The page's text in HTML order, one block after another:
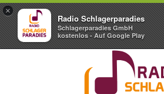
×
Radio Schlagerparadies
Schlagerparadies GmbH
kostenlos - Auf Google Play